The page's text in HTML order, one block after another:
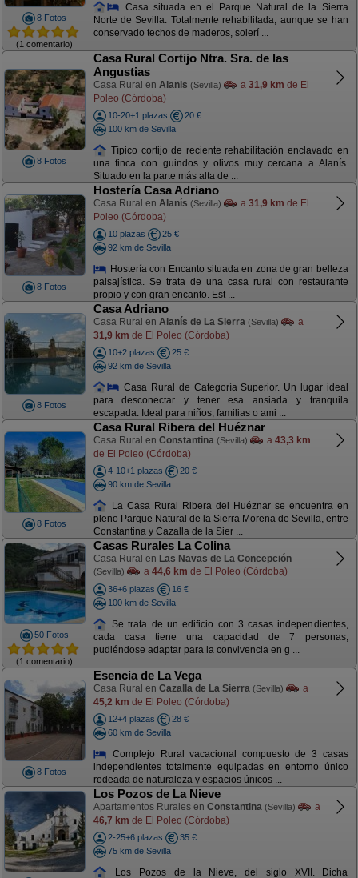
8 Fotos
(1 comentario)
Casa situada en el Parque Natural de la Sierra
Norte de Sevilla. Totalmente rehabilitada, aunque se han
conservado techos de maderos, solerí ...
8 Fotos
Casa Rural Cortijo Ntra. Sra. de las
Angustias
Casa Rural en Alanis (Sevilla) a 31,9 km de El
Poleo (Córdoba)
10-20+1 plazas
20 €
100 km de Sevilla
Típico cortijo de reciente rehabilitación enclavado en
una finca con guindos y olivos muy cercana a Alanís.
Situado en la parte más alta de ...
8 Fotos
Hostería Casa Adriano
Casa Rural en Alanís (Sevilla) a 31,9 km de El
Poleo (Córdoba)
10 plazas
25 €
92 km de Sevilla
Hostería con Encanto situada en zona de gran belleza
paisajística. Se trata de una casa rural con restaurante
propio y con gran encanto. Est ...
8 Fotos
Casa Adriano
Casa Rural en Alanís de La Sierra (Sevilla)
a
31,9 km de El Poleo (Córdoba)
10+2 plazas
25 €
92 km de Sevilla
Casa Rural de Categoría Superior. Un lugar ideal
para desconectar y tener esa ansiada y tranquila
escapada. Ideal para niños, familias o ami ...
8 Fotos
Casa Rural Ribera del Huéznar
Casa Rural en Constantina (Sevilla) a 43,3 km
de El Poleo (Córdoba)
4-10+1 plazas
20 €
90 km de Sevilla
La Casa Rural Ribera del Huéznar se encuentra en
pleno Parque Natural de la Sierra Morena de Sevilla, entre
Constantina y Cazalla de la Sier ...
50 Fotos
(1 comentario)
Casas Rurales La Colina
Casa Rural en Las Navas de La Concepción
(Sevilla) a 44,6 km de El Poleo (Córdoba)
36+6 plazas
16 €
100 km de Sevilla
Se trata de un edificio con 3 casas independientes,
cada casa tiene una capacidad de 7 personas,
pudiéndose adaptar para la convivencia en g ...
8 Fotos
Esencia de La Vega
Casa Rural en Cazalla de La Sierra (Sevilla)
a
45,2 km de El Poleo (Córdoba)
12+4 plazas
28 €
60 km de Sevilla
Complejo Rural vacacional compuesto de 3 casas
independientes totalmente equipadas en entorno único
rodeada de naturaleza y espacios únicos ...
Los Pozos de La Nieve
Apartamentos Rurales en Constantina (Sevilla)
a
46,7 km de El Poleo (Córdoba)
2-25+6 plazas
35 €
75 km de Sevilla
Los Pozos de la Nieve, del siglo XVII. Dicha